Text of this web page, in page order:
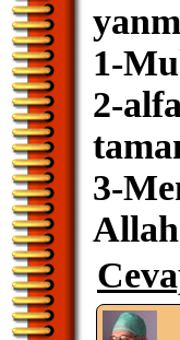
1-
2-
3-
Allah